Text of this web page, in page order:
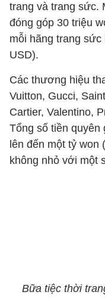
trang và trang sức.
đóng góp 30 triệu
mỗi hãng trang
USD).
Các thương hiệu
Vuitton, Gucci,
Cartier, Valentino,
Tổng số tiền
lên đến một tỷ won
không nhỏ với một
Bữa tiệc thời